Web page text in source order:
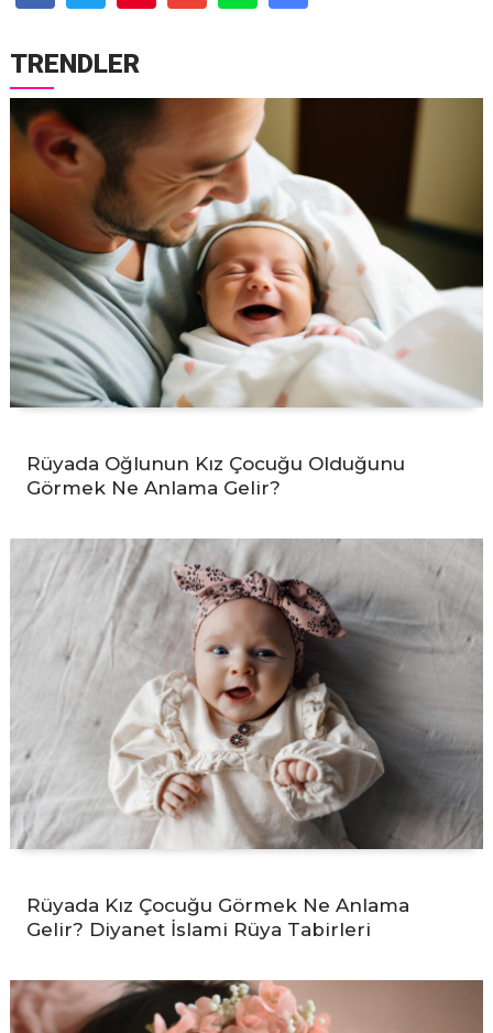
TRENDLER
Rüyada Oğlunun Kız Çocuğu Olduğunu
Görmek Ne Anlama Gelir?
Rüyada Kız Çocuğu Görmek Ne Anlama
Gelir? Diyanet İslami Rüya Tabirleri